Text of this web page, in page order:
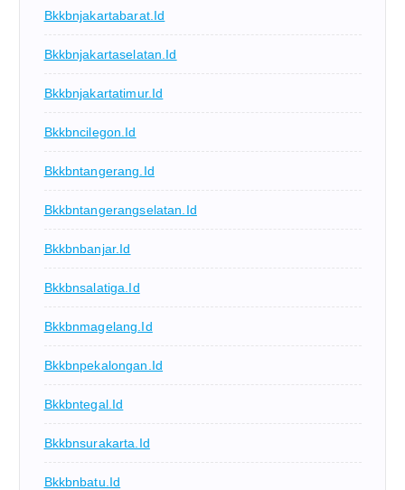
Bkkbnjakartabarat.id
Bkkbnjakartaselatan.id
Bkkbnjakartatimur.id
Bkkbncilegon.id
Bkkbntangerang.id
Bkkbntangerangselatan.id
Bkkbnbanjar.id
Bkkbnsalatiga.id
Bkkbnmagelang.id
Bkkbnpekalongan.id
Bkkbntegal.id
Bkkbnsurakarta.id
Bkkbnbatu.id